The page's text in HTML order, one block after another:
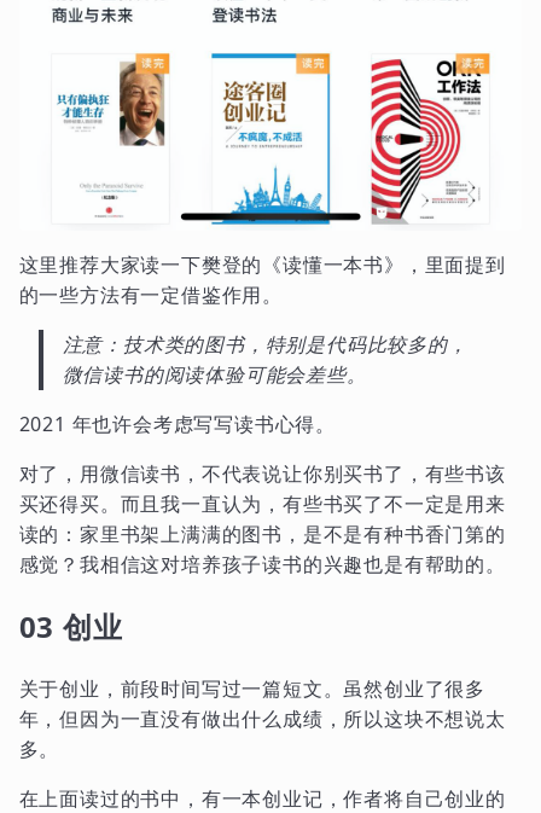
这里推荐大家读一下樊登的《读懂一本书》，里面提到
的一些方法有一定借鉴作用。
注意：技术类的图书，特别是代码比较多的，
微信读书的阅读体验可能会差些。
2021 年也许会考虑写写读书心得。
对了，用微信读书，不代表说让你别买书了，有些书该
买还得买。而且我一直认为，有些书买了不一定是用来
读的：家里书架上满满的图书，是不是有种书香门第的
感觉？我相信这对培养孩子读书的兴趣也是有帮助的。
03 创业
关于创业，前段时间写过一篇短文。虽然创业了很多
年，但因为一直没有做出什么成绩，所以这块不想说太
多。
在上面读过的书中，有一本创业记，作者将自己创业的